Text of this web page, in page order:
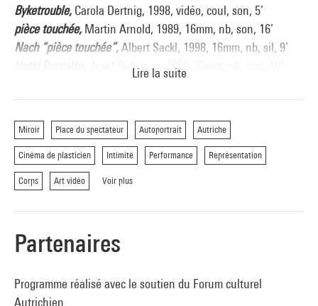
Byketrouble,Carola Dertnig, 1998, vidéo, coul, son, 5’
pièce touchée,Martin Arnold, 1989, 16mm, nb, son, 16’
Nach “pièce touchée”,Albert Sackl, 1998, 16mm, nb, sil, 9’
Josef Dabernig, 2008, 35mm, nb, son, 10’
Livingroom,Sabine Hiebler & Gerhard Ertl, 1991, 16mm, coul,
son, 5’
Danke, es hat mich sehr gefreut,Mara Mattuschka, 1987,
16mm, nb, son, 2’
Programme réalisé avec le soutien du Forum culturel
Autrichien.
Lien Web :http://www.fca-fr.com/
Lire la suite
Miroir Place du spectateur Autoportrait Autriche
Cinéma de plasticien Intimité Performance Représentation
Corps Art vidéo Voir plus
Partenaires
Programme réalisé avec le soutien du Forum culturel
Autrichien